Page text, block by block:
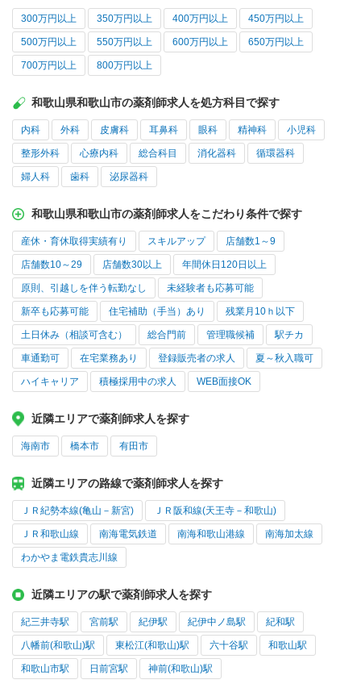
300万円以上 350万円以上 400万円以上 450万円以上
500万円以上 550万円以上 600万円以上 650万円以上
700万円以上 800万円以上
和歌山県和歌山市の薬剤師求人を処方科目で探す
内科 外科 皮膚科 耳鼻科 眼科 精神科 小児科
整形外科 心療内科 総合科目 消化器科 循環器科
婦人科 歯科 泌尿器科
和歌山県和歌山市の薬剤師求人をこだわり条件で探す
産休・育休取得実績有り スキルアップ 店舗数1～9
店舗数10～29 店舗数30以上 年間休日120日以上
原則、引越しを伴う転勤なし 未経験者も応募可能
新卒も応募可能 住宅補助（手当）あり 残業月10ｈ以下
土日休み（相談可含む） 総合門前 管理職候補 駅チカ
車通勤可 在宅業務あり 登録販売者の求人 夏～秋入職可
ハイキャリア 積極採用中の求人 WEB面接OK
近隣エリアで薬剤師求人を探す
海南市 橋本市 有田市
近隣エリアの路線で薬剤師求人を探す
ＪＲ紀勢本線(亀山－新宮) ＪＲ阪和線(天王寺－和歌山)
ＪＲ和歌山線 南海電気鉄道 南海和歌山港線 南海加太線
わかやま電鉄貴志川線
近隣エリアの駅で薬剤師求人を探す
紀三井寺駅 宮前駅 紀伊駅 紀伊中ノ島駅 紀和駅
八幡前(和歌山)駅 東松江(和歌山)駅 六十谷駅 和歌山駅
和歌山市駅 日前宮駅 神前(和歌山)駅